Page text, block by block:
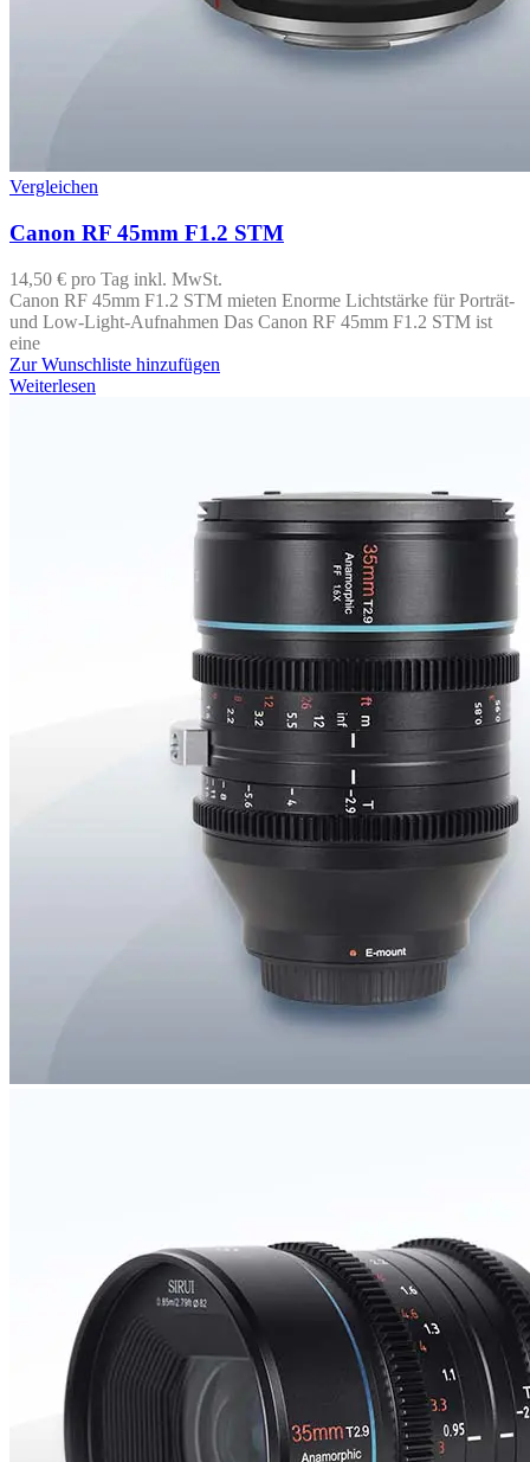
Vergleichen
Canon RF 45mm F1.2 STM
14,50 € pro Tag inkl. MwSt.
Canon RF 45mm F1.2 STM mieten Enorme Lichtstärke für Porträt-
und Low-Light-Aufnahmen Das Canon RF 45mm F1.2 STM ist
eine
Zur Wunschliste hinzufügen
Weiterlesen